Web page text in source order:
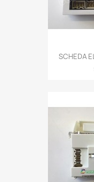
SCHEDA